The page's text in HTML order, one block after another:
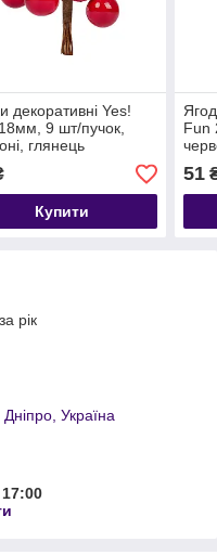
декоративні Yes!
9 шт/пучок,
глянець
Купити
Fun
51
рік
Україна